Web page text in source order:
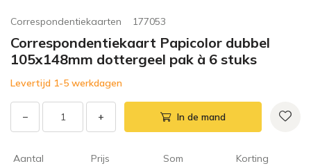
Correspondentiekaarten 177053
Correspondentiekaart Papicolor dubbel
105x148mm dottergeel pak à 6 stuks
Levertijd 1-5 werkdagen
− + In de mand
Aantal Prijs Som Korting